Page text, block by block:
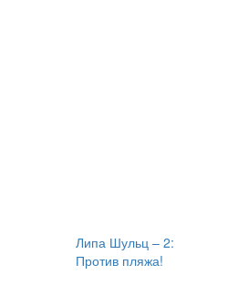
Липа Шульц – 2:
Против пляжа!